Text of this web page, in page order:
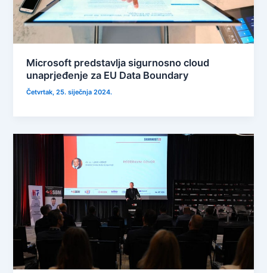
Microsoft predstavlja sigurnosno cloud
unaprjeđenje za EU Data Boundary
Četvrtak, 25. siječnja 2024.